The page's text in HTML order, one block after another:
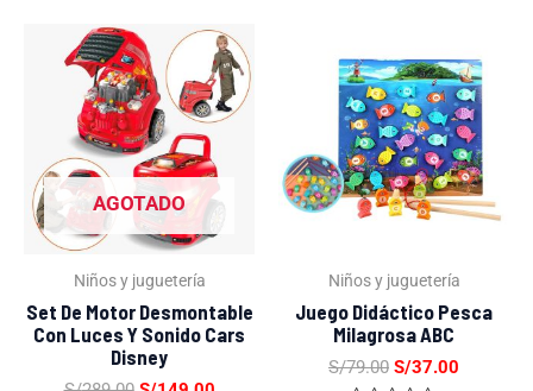
AGOTADO
Niños y juguetería
Set De Motor Desmontable
Con Luces Y Sonido Cars
Disney
El
precio
original
era:
S/289.00.
El
precio
actual
es:
S/149.00.
Niños y juguetería
Juego Didáctico Pesca
Milagrosa ABC
S/79.00
precio
original
era:
S/79.00.
S/37.00
precio
actual
es:
S/37.00.